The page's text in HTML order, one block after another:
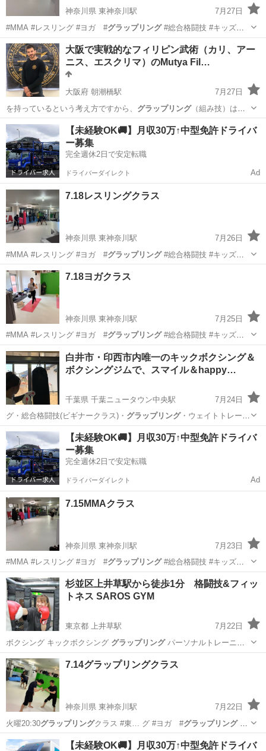
神奈川県 東神奈川駅
7月27日
#MMA #レスリング #ヨガ #グラップリング#総合格闘技 #キッズレ
スリン…
神奈川 横浜市 東神奈川駅 空手/他格闘技 MMA
大阪で実戦的なフィリピン武術（カリ、アー
ニス、エスクリマ）のMutya Fil…
大阪府 朝潮橋駅
7月27日
を持っているという考え方ですから、 グラップリング（組み技）は危
険と考えられていて、…
大阪 大阪市 朝潮橋駅 空手/他格闘技 カリ
【未経験OK🚚】月収30万↑中型免許ドライバ
ー募集
完全週休2日で安定転職
ドライバーダイレクト Ad
7.18レスリングクラス
神奈川県 東神奈川駅
7月26日
#MMA #レスリング #ヨガ #グラップリング#総合格闘技 #キッズレ
スリン…
神奈川 横浜市 東神奈川駅
7.18ヨガクラス
神奈川県 東神奈川駅
7月25日
#MMA #レスリング #ヨガ #グラップリング#総合格闘技 #キッズレ
スリン…
神奈川 横浜市 東神奈川駅 ヨガ
キッズキックボクシング
白井市・印西市内唯一のキックボクシング＆
ボクシングジムで、スマイル＆happy…
千葉県 千葉ニュータウン中央駅
7月24日
グ・総合格闘技(ビギナークラス)・ グラップリング・ウェイトトレーニ
ング・ 空手を楽…
千葉 白井市 千葉ニュータウン中央駅 美容健康 ミット
【未経験OK🚚】月収30万↑中型免許ドライバ
ー募集
完全週休2日で安定転職
ドライバーダイレクト Ad
7.15MMAクラス
神奈川県 東神奈川駅
7月23日
#MMA #レスリング #ヨガ #グラップリング#総合格闘技 #キッズレ
スリン…
神奈川 横浜市 東神奈川駅 空手/他格闘技 MMA
杉並区上井草駅から徒歩1分 格闘技&フィッ
トネス SAROS GYM
東京都 上井草駅
7月22日
ボクシング キックボクシング グラップリングパーソナルトレーニン
グ フィ…
東京 杉並区 上井草駅 空手/他格闘技
7.14グラップリングクラス
神奈川県 東神奈川駅
7月22日
火曜20:30グラップリング クラス #東… グ #ヨガ #グラップリング#
総合格闘技…
神奈川 横浜市 東神奈川駅 空手/他格闘技
【未経験OK🚚】月収30万↑中型免許ドライバ